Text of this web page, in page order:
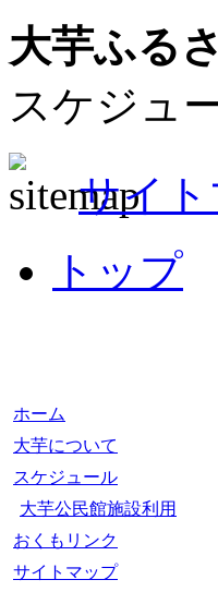
大芋ふる
スケジュ
サイ
トップ
ホーム
大芋について
スケジュール
大芋公民館施設利用
おくもリンク
サイトマップ